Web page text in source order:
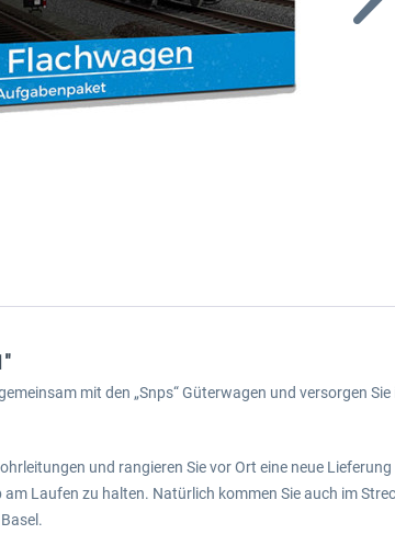
mit den „Snps“ Güterwagen und versorgen
und rangieren Sie vor Ort eine neue
Laufen zu halten. Natürlich kommen Sie auch im